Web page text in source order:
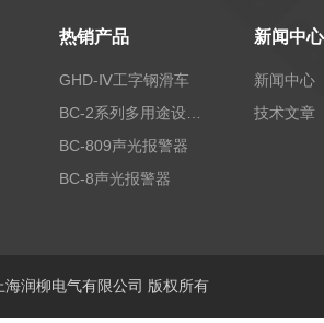
热销产品
GHD-Ⅳ工字钢滑车
BC-809声光报警器
BC-8声光报警器
新闻中心
新闻中心
技术文章
润柳电气有限公司 版权所有